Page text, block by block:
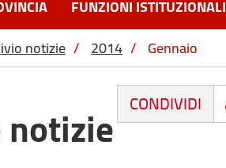
FUNZIONI ISTITUZIONALI
notizie / 2014 / Gennaio
CONDIVIDI